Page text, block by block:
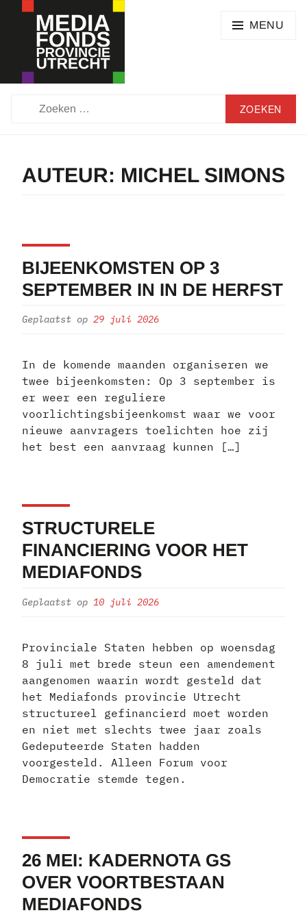
content
MENU
AUTEUR: MICHEL SIMONS
BIJEENKOMSTEN OP 3
SEPTEMBER IN IN DE HERFST
Geplaatst op 29 juli 2026
In de komende maanden organiseren we
twee bijeenkomsten: Op 3 september is
er weer een reguliere
voorlichtingsbijeenkomst waar we voor
nieuwe aanvragers toelichten hoe zij
het best een aanvraag kunnen […]
STRUCTURELE
FINANCIERING VOOR HET
MEDIAFONDS
Geplaatst op 10 juli 2026
Provinciale Staten hebben op woensdag
8 juli met brede steun een amendement
aangenomen waarin wordt gesteld dat
het Mediafonds provincie Utrecht
structureel gefinancierd moet worden
en niet met slechts twee jaar zoals
Gedeputeerde Staten hadden
voorgesteld. Alleen Forum voor
Democratie stemde tegen.
26 MEI: KADERNOTA GS
OVER VOORTBESTAAN
MEDIAFONDS